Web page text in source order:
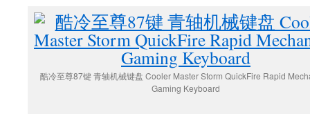
酷冷至尊87键 青轴机械键盘 Cooler Master Storm QuickFire Rapid
Gaming Keyboard